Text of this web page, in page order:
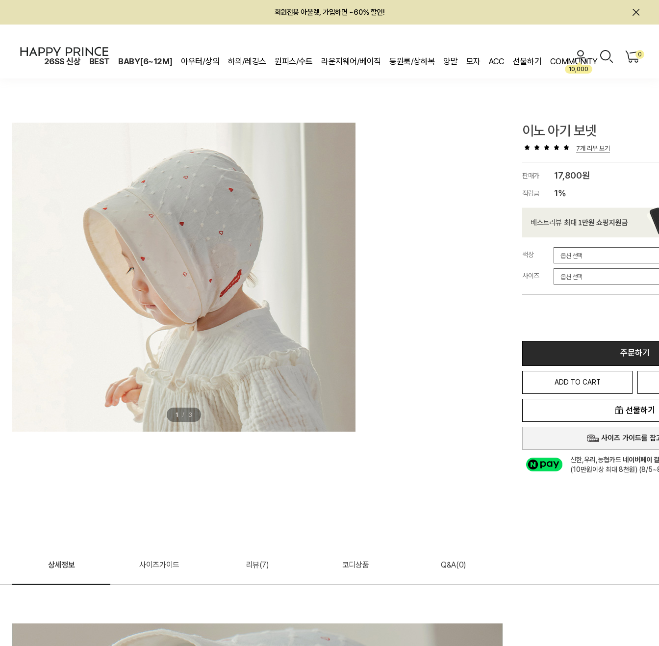
멤버십 최대 28,000원 혜택
26SS 신상 BEST BABY[6~12M] 아우터/상의 하의/레깅스 원피스/수트 라운지웨어/베이직 등원룩/상하복 양말 모자 ACC 선물하기 COMMUNITY
10,000
0
1 / 3
이노 아기 보넷
7개 리뷰 보기
판매가 17,800원
적립금 1%
색상
사이즈
주문하기
ADD TO CART
선물하기
사이즈 가이드를 참
신한,우리,농협카드 네이버페이
(10만원이상 최대 8천원) (8/
상세정보 사이즈가이드 리뷰(7) 코디상품 Q&A(0)